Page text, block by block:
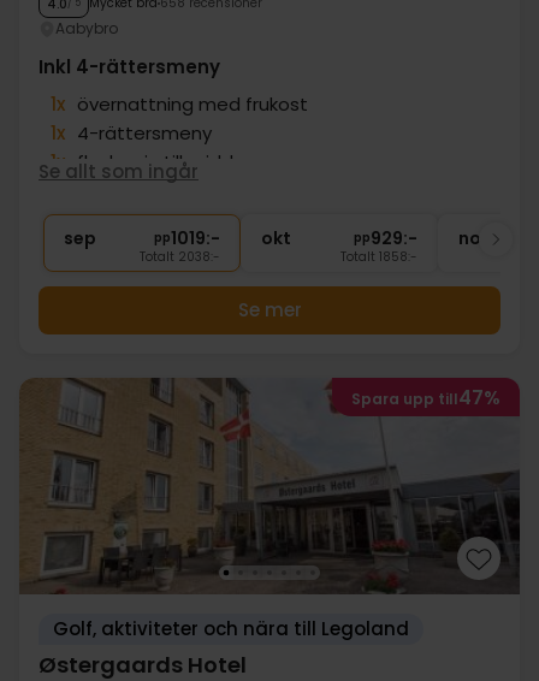
4.0/ 5
Aabybro
Inkl 4-rättersmeny
1x övernattning med frukost
1x 4-rättersmeny
1x flaska vin till middagen
kaffe och te
∞ Gratis parkering
Se allt som ingår
sep pp1019:-
Totalt 2038:-
okt pp929:-
Totalt 1858:-
nov
Se mer
Spara upp till47%
Golf, aktiviteter och nära till Legoland
Østergaards Hotel